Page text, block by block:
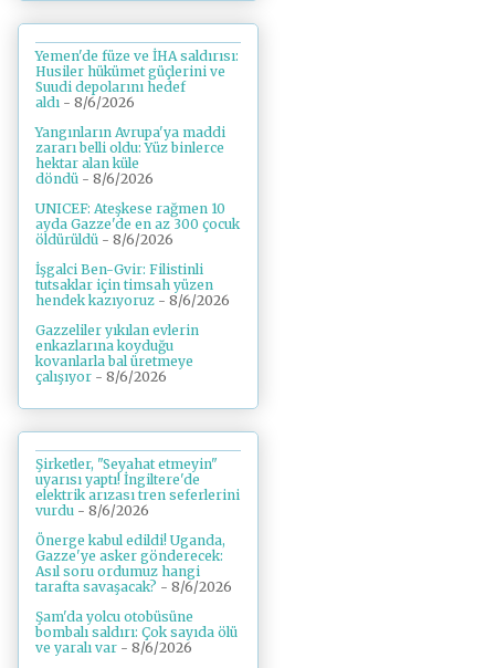
Yemen'de füze ve İHA saldırısı:
Husiler hükümet güçlerini ve
Suudi depolarını hedef
aldı - 8/6/2026
Yangınların Avrupa'ya maddi
zararı belli oldu: Yüz binlerce
hektar alan küle
döndü - 8/6/2026
UNICEF: Ateşkese rağmen 10
ayda Gazze'de en az 300 çocuk
öldürüldü - 8/6/2026
İşgalci Ben-Gvir: Filistinli
tutsaklar için timsah yüzen
hendek kazıyoruz - 8/6/2026
Gazzeliler yıkılan evlerin
enkazlarına koyduğu
kovanlarla bal üretmeye
çalışıyor - 8/6/2026
Şirketler, "Seyahat etmeyin"
uyarısı yaptı! İngiltere'de
elektrik arızası tren seferlerini
vurdu - 8/6/2026
Önerge kabul edildi! Uganda,
Gazze'ye asker gönderecek:
Asıl soru ordumuz hangi
tarafta savaşacak? - 8/6/2026
Şam'da yolcu otobüsüne
bombalı saldırı: Çok sayıda ölü
ve yaralı var - 8/6/2026